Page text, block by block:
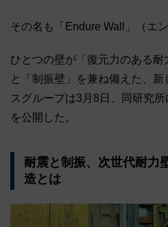
その名も「Endure Wall」（エ
ひとつの壁が「復元力のある耐
と「制振壁」を兼ね備えた、
スグループは3月8日、同研究
を公開した。
耐震と制振、次世代耐力
造とは